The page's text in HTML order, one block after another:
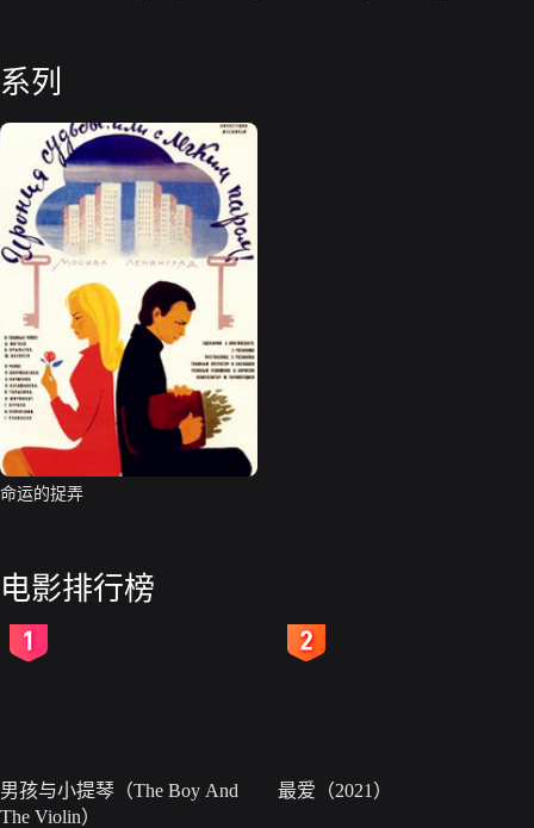
系列
命运的捉弄
电影排行榜
男孩与小提琴（The Boy And
The Violin）
最爱（2021）